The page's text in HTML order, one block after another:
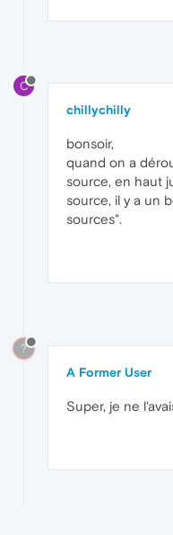
C
chillychilly
bonsoir,
quand on a
source, en haut
source, il y a un
sources".
?
A Former User
Super, je ne